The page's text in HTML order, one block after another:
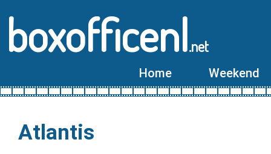
boxofficenl.net
Home Weekend
Atlantis